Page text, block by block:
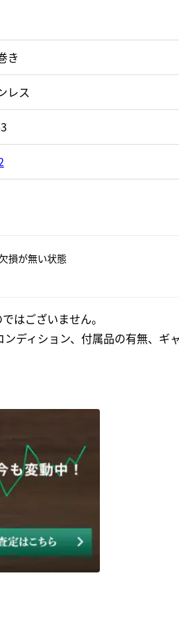
き
レス
損が無い状態
はございません。
ディション、付属品の有無、ギ